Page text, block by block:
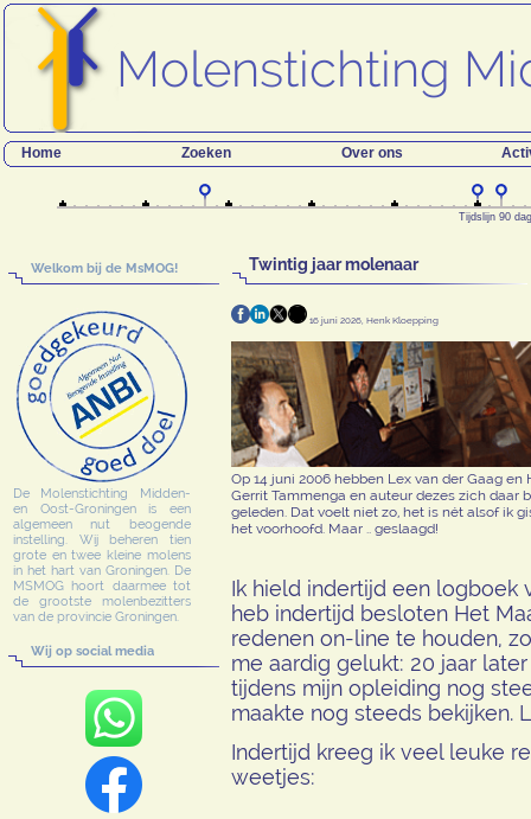
Home Zoeken Over ons
Tijdslijn 90
Welkom bij de MsMOG!
De Molenstichting Midden-
en Oost-Groningen is een
algemeen nut beogende
instelling. Wij beheren tien
grote en twee kleine molens
in het hart van Groningen. De
MSMOG hoort daarmee tot
de grootste molenbezitters
van de provincie Groningen.
Wij op social media
Twintig jaar molenaar
16 juni 2026, Henk Kloepping
Op 14 juni 2006 hebben Lex van der Gaag
Gerrit Tammenga en auteur dezes zich daar
geleden. Dat voelt niet zo, het is nét alsof ik
het voorhoofd. Maar .. geslaagd!
Ik hield indertijd een logboek
heb indertijd besloten Het
redenen on-line te houden,
me aardig gelukt: 20 jaar
tijdens mijn opleiding nog
maakte nog steeds bekijken.
Indertijd kreeg ik veel leuke
weetjes: